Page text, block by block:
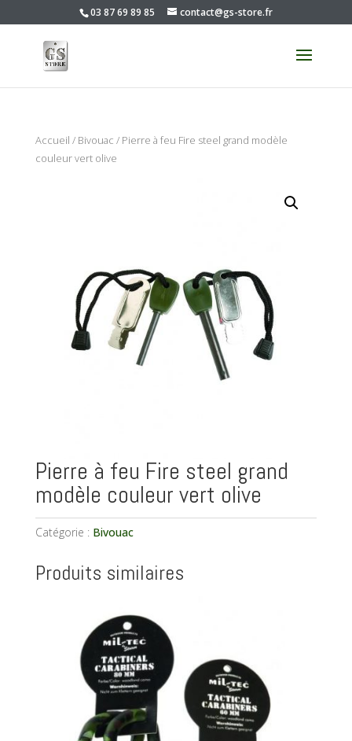
03 87 69 89 85 contact@gs-store.fr
Accueil / Bivouac / Pierre à feu Fire steel grand modèle
couleur vert olive
Pierre à feu Fire steel grand
modèle couleur vert olive
Catégorie : Bivouac
Produits similaires